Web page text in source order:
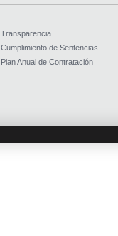
Transparencia
Cumplimiento de Sentencias
Plan Anual de Contratación